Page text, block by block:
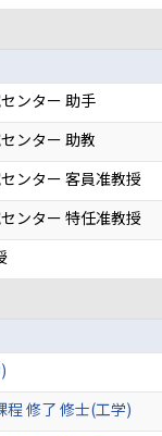
ンター 助手
ンター 助教
ンター 客員准教授
ンター 特任准教授
程 修了 修士(工学)